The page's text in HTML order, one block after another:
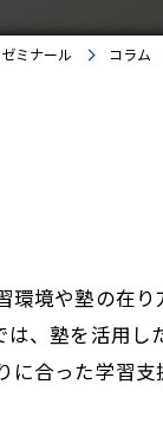
ミナール コラム
境や塾の在
、塾を活用し
合った学習